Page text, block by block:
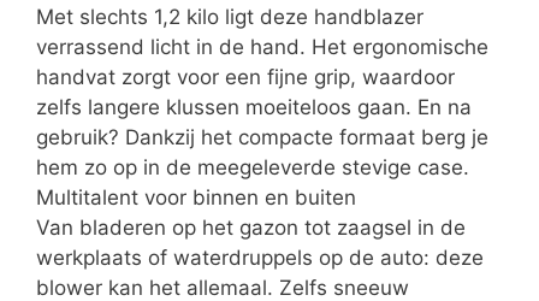
Met slechts 1,2 kilo ligt deze handblazer
verrassend licht in de hand. Het ergonomische
handvat zorgt voor een fijne grip, waardoor
zelfs langere klussen moeiteloos gaan. En na
gebruik? Dankzij het compacte formaat berg je
hem zo op in de meegeleverde stevige case.
Multitalent voor binnen en buiten
Van bladeren op het gazon tot zaagsel in de
werkplaats of waterdruppels op de auto: deze
blower kan het allemaal. Zelfs sneeuw